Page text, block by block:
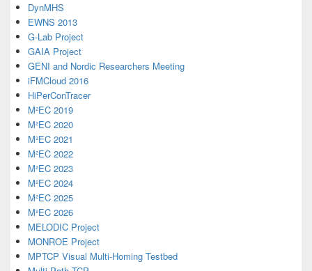
DynMHS
EWNS 2013
G-Lab Project
GAIA Project
GENI and Nordic Researchers Meeting
iFMCloud 2016
HiPerConTracer
M²EC 2019
M²EC 2020
M²EC 2021
M²EC 2022
M²EC 2023
M²EC 2024
M²EC 2025
M²EC 2026
MELODIC Project
MONROE Project
MPTCP Visual Multi-Homing Testbed